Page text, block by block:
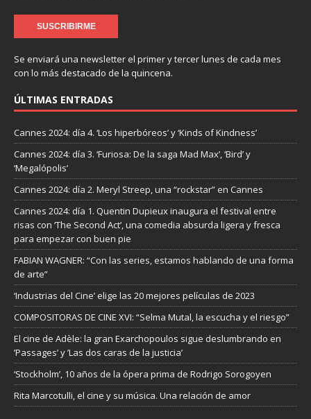
Se enviará una newsletter el primer y tercer lunes de cada mes
con lo más destacado de la quincena.
ÚLTIMAS ENTRADAS
Cannes 2024: día 4. ‘Los hiperbóreos’ y ‘Kinds of Kindness’
Cannes 2024: día 3. ‘Furiosa: De la saga Mad Max’, ‘Bird’ y
‘Megalópolis’
Cannes 2024: día 2. Meryl Streep, una “rockstar” en Cannes
Cannes 2024: día 1. Quentin Dupieux inaugura el festival entre
risas con ‘The Second Act’, una comedia absurda ligera y fresca
para empezar con buen pie
FABIAN WAGNER: “Con las series, estamos hablando de una forma
de arte”
‘Industrias del Cine’ elige las 20 mejores películas de 2023
COMPOSITORAS DE CINE XVI: “Selma Mutal, la escucha y el riesgo”
El cine de Adèle: la gran Exarchopoulos sigue deslumbrando en
’Passages’ y ’Las dos caras de la justicia’
‘Stockholm’, 10 años de la ópera prima de Rodrigo Sorogoyen
Rita Marcotulli, el cine y su música. Una relación de amor